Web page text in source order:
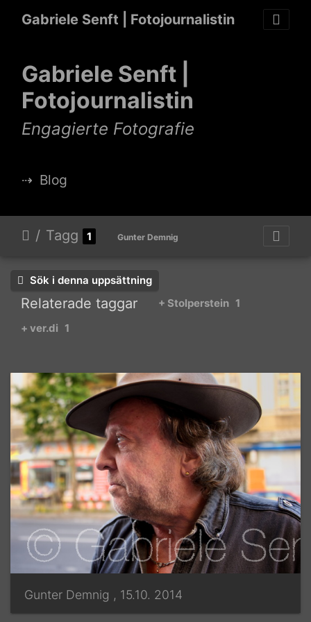
Gabriele Senft | Fotojournalistin
Gabriele Senft |
Fotojournalistin
Engagierte Fotografie
⇢ Blog
Tagg 1 Gunter Demnig
Sök i denna uppsättning
Relaterade taggar + Stolperstein 1
+ ver.di 1
Gunter Demnig , 15.10. 2014